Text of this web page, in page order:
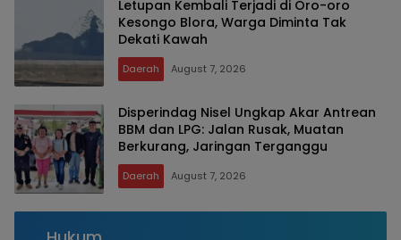
Letupan Kembali Terjadi di Oro-oro
Kesongo Blora, Warga Diminta Tak
Dekati Kawah
Daerah August 7, 2026
Disperindag Nisel Ungkap Akar Antrean
BBM dan LPG: Jalan Rusak, Muatan
Berkurang, Jaringan Terganggu
Daerah August 7, 2026